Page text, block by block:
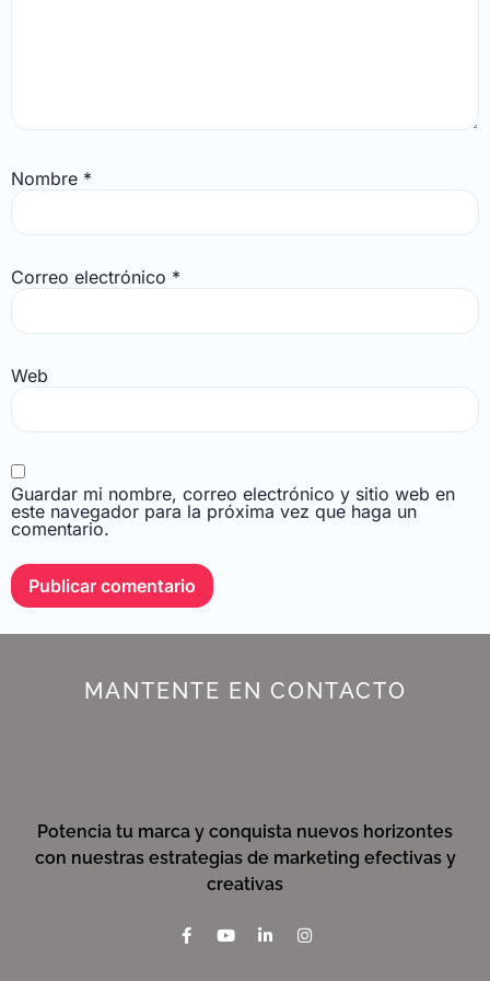
Nombre *
Correo electrónico *
Web
Guardar mi nombre, correo electrónico y sitio web en
este navegador para la próxima vez que haga un
comentario.
MANTENTE EN CONTACTO
Potencia tu marca y conquista nuevos horizontes
con nuestras estrategias de marketing efectivas y
creativas